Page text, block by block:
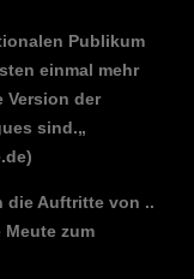
Publikum
einmal mehr
Version der
sind.„
die Auftritte von ..
zum